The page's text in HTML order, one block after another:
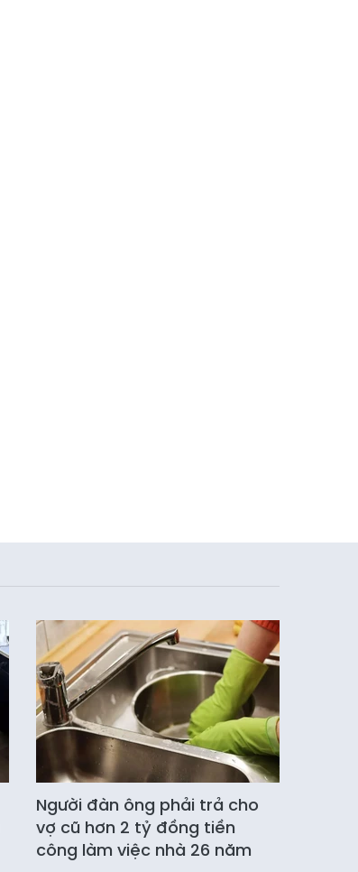
Người đàn ông phải trả cho
vợ cũ hơn 2 tỷ đồng tiền
công làm việc nhà 26 năm